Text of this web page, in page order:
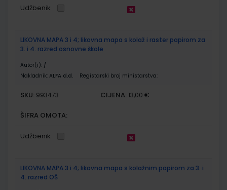
Udžbenik
LIKOVNA MAPA 3 i 4; likovna mapa s kolaž i raster papirom za
3. i 4. razred osnovne škole
Autor(i): /
Nakladnik: ALFA d.d. Registarski broj ministarstva:
SKU: 993473 CIJENA: 13,00 €
ŠIFRA OMOTA:
Udžbenik
LIKOVNA MAPA 3 i 4; likovna mapa s kolažnim papirom za 3. i
4. razred OŠ